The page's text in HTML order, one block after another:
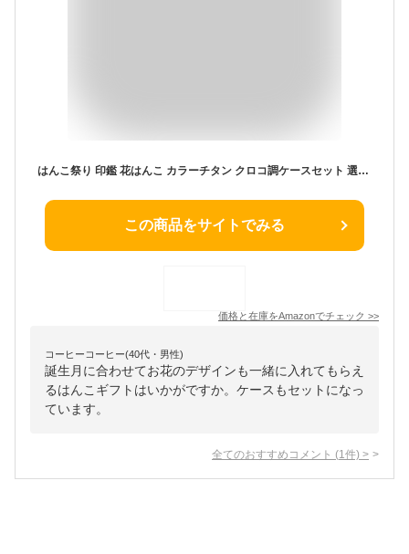
はんこ祭り 印鑑 花はんこ カラーチタン クロコ調ケースセット 選べるサイズ13.5 ～ 18.0mm 認印 銀行印 かわいい 女性 子供 はんこ ケース付 おしゃれ 可愛い 誕生花 祝い 記念 赤ちゃん 出生体重貯金 出産祝い [HK080]
この商品をサイトでみる
価格と在庫をAmazonでチェック >>
コーヒーコーヒー(40代・男性)
誕生月に合わせてお花のデザインも一緒に入れてもらえ
るはんこギフトはいかがですか。ケースもセットになっ
ています。
全てのおすすめコメント (1 件) >